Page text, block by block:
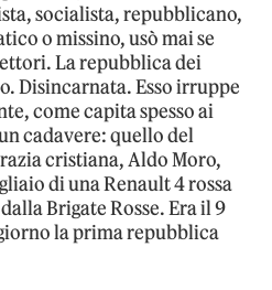
socialista, repubblicano,
o missino, usò mai se
La repubblica dei
Disincarnata. Esso irruppe
come capita spesso ai
cadavere: quello del
cristiana, Aldo Moro,
di una Renault 4 rossa
Brigate Rosse. Era il 9
la prima repubblica